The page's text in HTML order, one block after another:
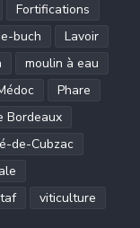
Fortifications
buch
Lavoir
moulin à eau
Phare
Bordeaux
de-Cubzac
viticulture